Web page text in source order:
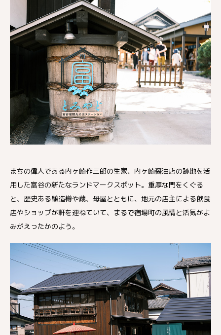
まちの偉人である内ヶ崎作三郎の生家、内ヶ崎醤油店の跡地を活
用した富谷の新たなランドマークスポット。重厚な門をくぐる
と、歴史ある醸造樽や蔵、母屋とともに、地元の店主による飲食
店やショップが軒を連ねていて、まるで宿場町の風情と活気がよ
みがえったかのよう。